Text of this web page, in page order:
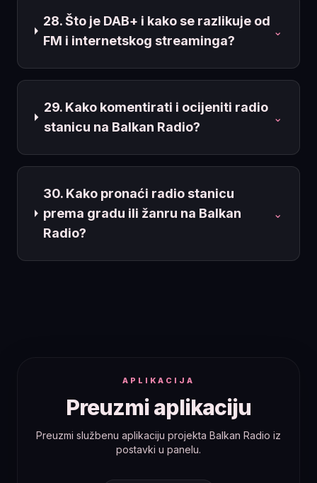
28. Što je DAB+ i kako se razlikuje od
FM i internetskog streaminga?
⌄
29. Kako komentirati i ocijeniti radio
stanicu na Balkan Radio?
⌄
30. Kako pronaći radio stanicu
prema gradu ili žanru na Balkan
Radio?
⌄
APLIKACIJA
Preuzmi aplikaciju
Preuzmi službenu aplikaciju projekta Balkan Radio iz
postavki u panelu.